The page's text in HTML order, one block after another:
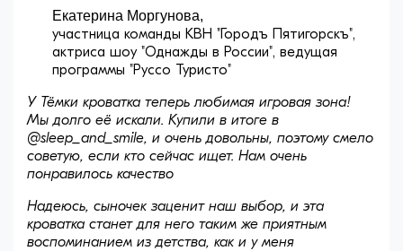
Екатерина Моргунова,
участница команды КВН "Городъ Пятигорскъ",
актриса шоу "Однажды в России", ведущая
программы "Руссо Туристо"
У Тёмки кроватка теперь любимая игровая зона!
Мы долго её искали. Купили в итоге в
@sleep_and_smile, и очень довольны, поэтому смело
советую, если кто сейчас ищет. Нам очень
понравилось качество
Надеюсь, сыночек заценит наш выбор, и эта
кроватка станет для него таким же приятным
воспоминанием из детства, как и у меня